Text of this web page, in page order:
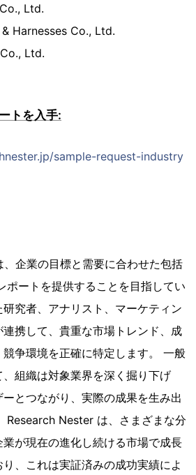
Ltd.
Harnesses Co., Ltd.
Ltd.
トを入手:
sample-request-industry
企業の目標と需要に合わせた包括
ポートを提供することを目指してい
究者、アナリスト、マーケティン
携して、貴重な市場トレンド、成
争環境を正確に特定します。 一般
組織は対象業界を深く掘り下げ
とつながり、実際の成果を生み出
Research Nester は、さまざまな分
が現在の進化し続ける市場で成長
、これは実証済みの成功実績によ